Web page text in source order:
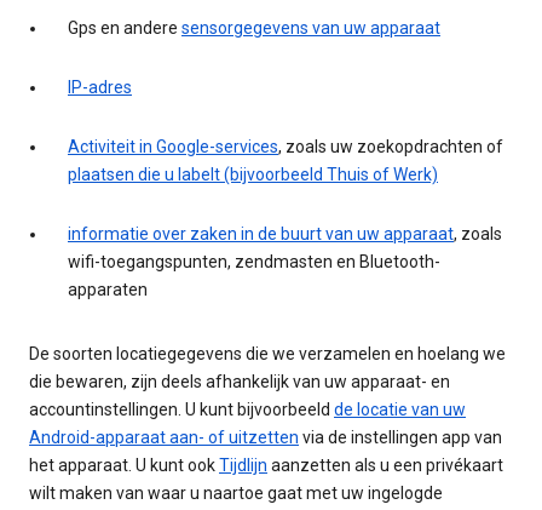
Gps en andere sensorgegevens van uw apparaat
IP-adres
Activiteit in Google-services, zoals uw zoekopdrachten of
plaatsen die u labelt (bijvoorbeeld Thuis of Werk)
informatie over zaken in de buurt van uw apparaat, zoals
wifi-toegangspunten, zendmasten en Bluetooth-
apparaten
De soorten locatiegegevens die we verzamelen en hoelang we
die bewaren, zijn deels afhankelijk van uw apparaat- en
accountinstellingen. U kunt bijvoorbeeld de locatie van uw
Android-apparaat aan- of uitzetten via de instellingen app van
het apparaat. U kunt ookTijdlijn aanzetten als u een privékaart
wilt maken van waar u naartoe gaat met uw ingelogde